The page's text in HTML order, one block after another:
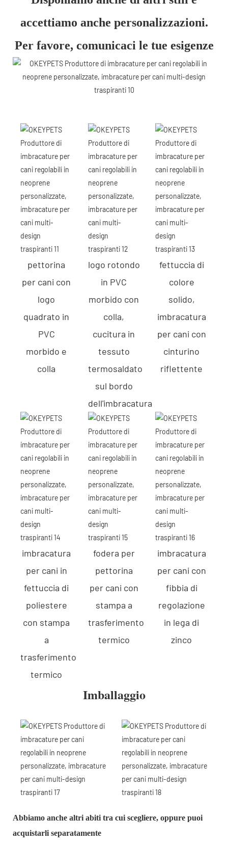
accettiamo anche personalizzazioni.
Per favore, comunicaci le tue esigenze
pettorina
per cani con
logo
quadrato in
PVC
morbido e
colla
logo rotondo
in PVC
morbido con
colla,
cucitura in
tessuto
termosaldato
sul bordo
dell'imbracatura
fettuccia di
colore
solido,
imbracatura
per cani con
cinturino
riflettente
imbracatura
per cani in
fettuccia di
poliestere
con stampa
a
trasferimento
termico
fodera per
pettorina
per cani con
stampa a
trasferimento
termico
imbracatura
per cani con
fibbia di
regolazione
in lega di
zinco
Imballaggio
Abbiamo anche altri abiti tra cui scegliere, oppure puoi
acquistarli separatamente